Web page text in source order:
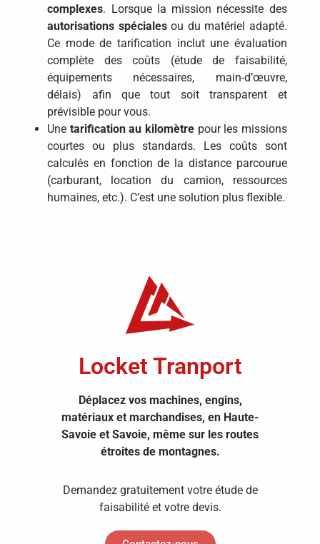
complexes. Lorsque la mission nécessite des
autorisations spécialesou du matériel adapté.
Ce mode de tarification inclut une évaluation
complète des coûts (étude de faisabilité,
équipements nécessaires, main-d’œuvre,
délais) afin que tout soit transparent et
prévisible pour vous.
Une tarification au kilomètre pour les missions
courtes ou plus standards. Les coûts sont
calculés en fonction de la distance parcourue
(carburant, location du camion, ressources
humaines, etc.). C’est une solution plus flexible.
Locket Tranport
Déplacez vos machines, engins,
matériaux et marchandises, en Haute-
Savoie et Savoie, même sur les routes
étroites de montagnes.
Demandez gratuitement votre étude de
faisabilité et votre devis.